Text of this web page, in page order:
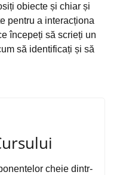
obiecte și chiar și
pentru a interacționa
începeți să scrieți un
să identificați și să
cheie dintr-